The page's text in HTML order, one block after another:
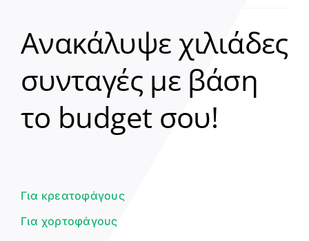
Ανακάλυψε χιλιάδες
συνταγές με βάση
το budget σου!
Για κρεατοφάγους
Για χορτοφάγους